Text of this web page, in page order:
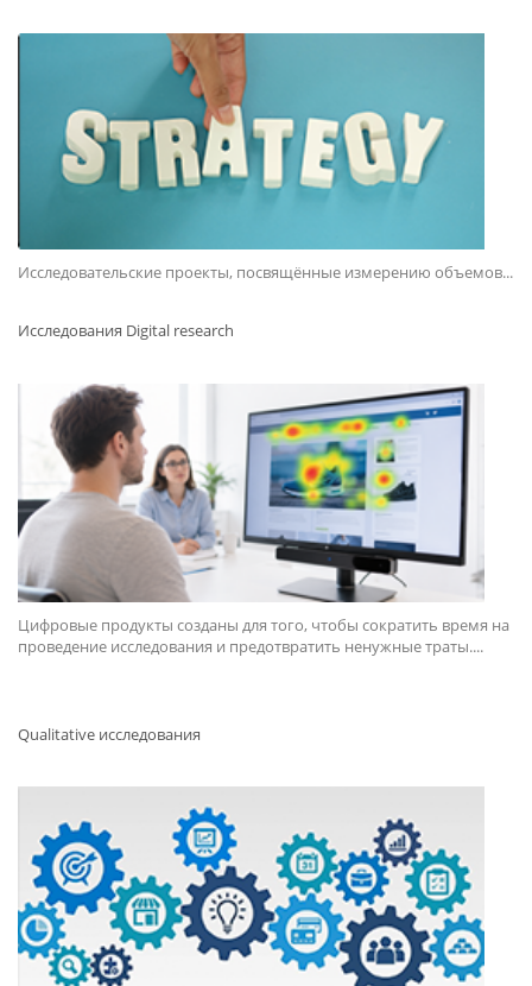
Исследовательские проекты, посвящённые измерению объемов...
Исследования Digital research
Цифровые продукты созданы для того, чтобы сократить время на
проведение исследования и предотвратить ненужные траты....
Qualitative исследования